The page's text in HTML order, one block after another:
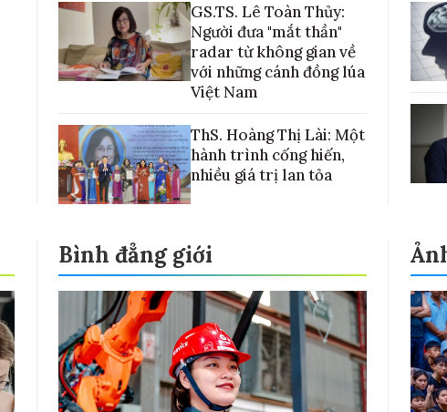
GS.TS. Lê Toàn Thủy:
Người đưa "mắt thần"
radar từ không gian về
với những cánh đồng lúa
Việt Nam
ThS. Hoàng Thị Lài: Một
hành trình cống hiến,
nhiều giá trị lan tỏa
Bình đẳng giới